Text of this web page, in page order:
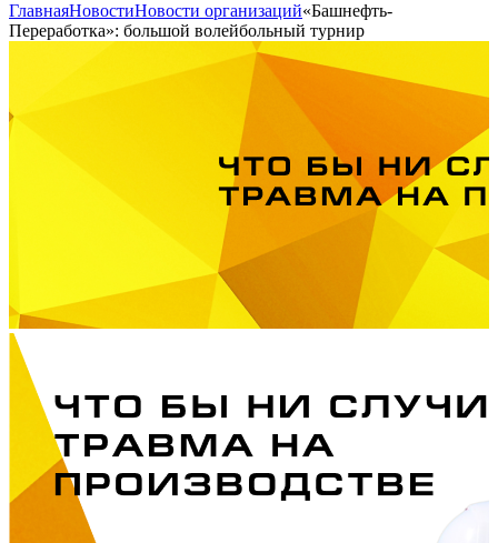
ГлавнаяНовостиНовости организаций«Башнефть-
Переработка»: большой волейбольный турнир